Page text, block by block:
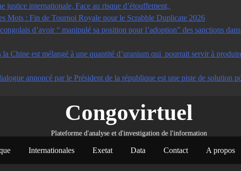
justice internationale, Face au risque d’étouffement,
Mots : Fin de Tournoi Royale pour le Scrabble Duplicate 2026
d’avoir “ manipulé sa position pour l’adoption” des sanctions
Chine est mélangé à une quantité d’uranium qui pourrait servir à
annoncé par le Président de la république est une piste de solution
Congovirtuel
Plateforme d'analyse et d'investigation de l'information
Internationales Exetat Data Contact A propos